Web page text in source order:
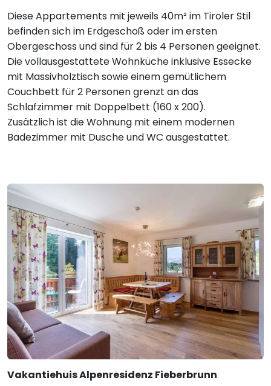
Diese Appartements mit jeweils 40m² im Tiroler Stil
befinden sich im Erdgeschoß oder im ersten
Obergeschoss und sind für 2 bis 4 Personen geeignet.
Die vollausgestattete Wohnküche inklusive Essecke
mit Massivholztisch sowie einem gemütlichem
Couchbett für 2 Personen grenzt an das
Schlafzimmer mit Doppelbett (160 x 200).
Zusätzlich ist die Wohnung mit einem modernen
Badezimmer mit Dusche und WC ausgestattet.
Vakantiehuis Alpenresidenz Fieberbrunn